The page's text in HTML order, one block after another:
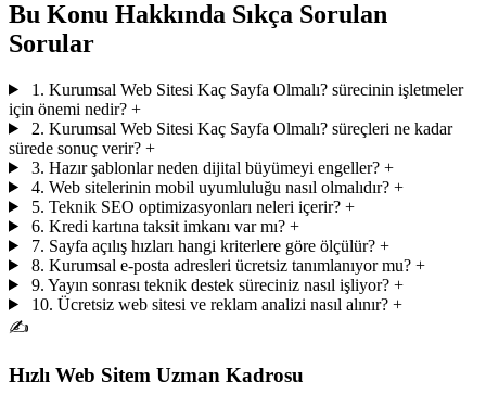
Bu Konu Hakkında Sıkça Sorulan
Sorular
1. Kurumsal Web Sitesi Kaç Sayfa Olmalı? sürecinin işletmeler
için önemi nedir? +
2. Kurumsal Web Sitesi Kaç Sayfa Olmalı? süreçleri ne kadar
sürede sonuç verir? +
3. Hazır şablonlar neden dijital büyümeyi engeller? +
4. Web sitelerinin mobil uyumluluğu nasıl olmalıdır? +
5. Teknik SEO optimizasyonları neleri içerir? +
6. Kredi kartına taksit imkanı var mı? +
7. Sayfa açılış hızları hangi kriterlere göre ölçülür? +
8. Kurumsal e-posta adresleri ücretsiz tanımlanıyor mu? +
9. Yayın sonrası teknik destek süreciniz nasıl işliyor? +
10. Ücretsiz web sitesi ve reklam analizi nasıl alınır? +
✍️
Hızlı Web Sitem Uzman Kadrosu